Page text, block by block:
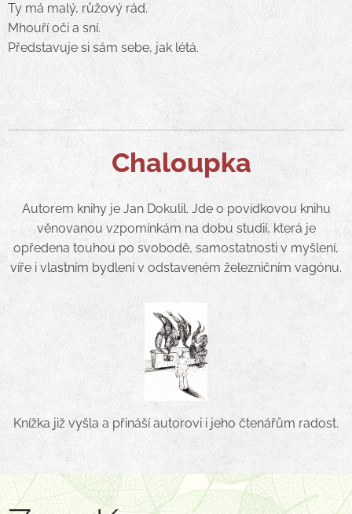
Ty má malý, růžový rád.
Mhouří oči a sní.
Představuje si sám sebe, jak létá.
Chaloupka
Autorem knihy je Jan Dokulil. Jde o povídkovou knihu
věnovanou vzpomínkám na dobu studií, která je
opředena touhou po svobodě, samostatnosti v myšlení,
víře i vlastním bydlení v odstaveném železničním vagónu.
Knížka již vyšla a přináší autorovi i jeho čtenářům radost.